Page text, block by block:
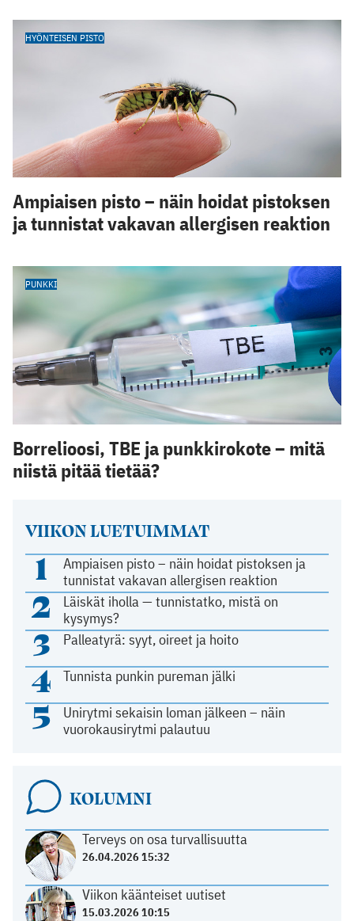
VIIKON LUETUIMMAT
1
Ampiaisen pisto – näin hoidat pistoksen ja
tunnistat vakavan allergisen reaktion
2
Läiskät iholla — tunnistatko, mistä on
kysymys?
3 Palleatyrä: syyt, oireet ja hoito
4 Tunnista punkin pureman jälki
5
Unirytmi sekaisin loman jälkeen – näin
vuorokausirytmi palautuu
KOLUMNI
Terveys on osa turvallisuutta
26.04.2026 15:32
Viikon käänteiset uutiset
15.03.2026 10:15
HYÖNTEISEN PISTO
Ampiaisen pisto – näin hoidat pistoksen
ja tunnistat vakavan allergisen reaktion
PUNKKI
Borrelioosi, TBE ja punkkirokote – mitä
niistä pitää tietää?